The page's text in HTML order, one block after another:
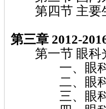
第四节 主要
第三章 2012-
第一节 眼科
一、眼科光
二、眼科光
三、眼科光